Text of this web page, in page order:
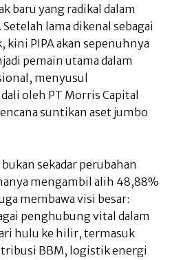
baru yang radikal dalam
lama dikenal sebagai
kini PIPA akan sepenuhnya
pemain utama dalam
menyusul
oleh PT Morris Capital
suntikan aset jumbo
sekadar perubahan
mengambil alih 48,88%
membawa visi besar:
penghubung vital dalam
hulu ke hilir, termasuk
BBM, logistik energi